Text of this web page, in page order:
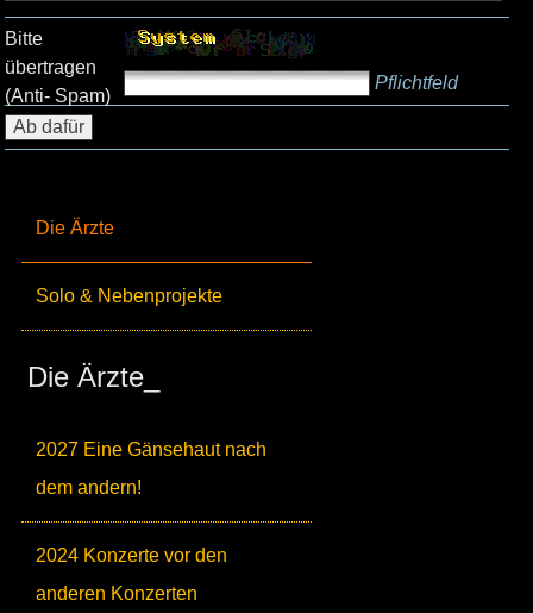
Die Ärzte
Solo & Nebenprojekte
Die Ärzte_
2027 Eine Gänsehaut nach
dem andern!
2024 Konzerte vor den
anderen Konzerten
Bitte
übertragen
(Anti- Spam)
Pflichtfeld